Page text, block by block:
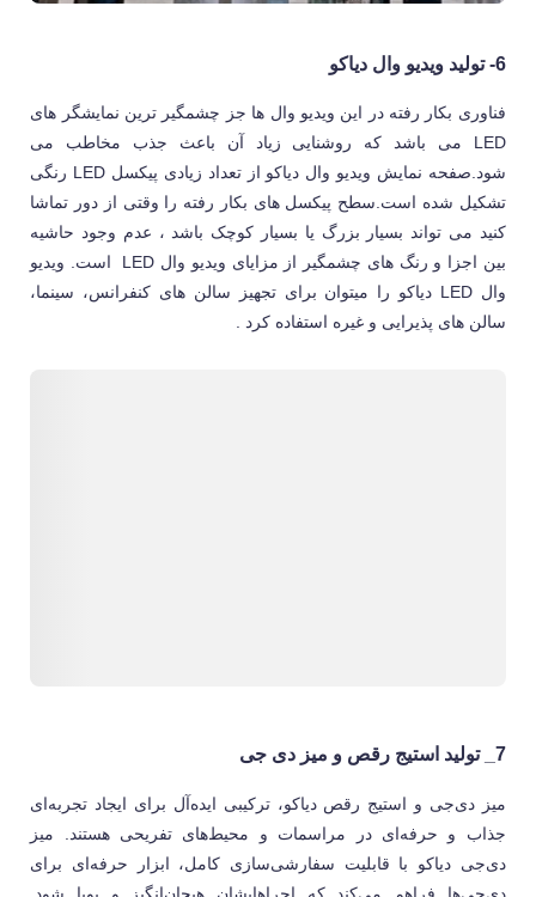
6- تولید ویدیو وال دیاکو
فناوری بکار رفته در این ویدیو وال ها جز چشمگیر ترین نمایشگر های
LED می باشد که روشنایی زیاد آن باعث جذب مخاطب می
شود.صفحه نمایش ویدیو وال دیاکو از تعداد زیادی پیکسل LED رنگی
تشکیل شده است.سطح پیکسل های بکار رفته را وقتی از دور تماشا
کنید می تواند بسیار بزرگ یا بسیار کوچک باشد ، عدم وجود حاشیه
بین اجزا و رنگ های چشمگیر از مزایای ویدیو وال LED است. ویدیو
وال LED دیاکو را میتوان برای تجهیز سالن های کنفرانس، سینما،
سالن های پذیرایی و غیره استفاده کرد .
7_ تولید استیج رقص و میز دی جی
میز دی‌جی و استیج رقص دیاکو، ترکیبی ایده‌آل برای ایجاد تجربه‌ای
جذاب و حرفه‌ای در مراسمات و محیط‌های تفریحی هستند. میز
دی‌جی دیاکو با قابلیت سفارشی‌سازی کامل، ابزار حرفه‌ای برای
دی‌جی‌ها فراهم می‌کند که اجراهایشان هیجان‌انگیز و پویا شود.